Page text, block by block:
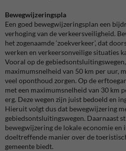
Bewegwijzeringspla
Een goed bewegwijzeringsplan een
verhoging van de verkeersveiligheid.
het zogenaamde ‘zoekverkeer’, dat
werken en verkeersonveilige situaties
Vooral op de
maximumsnelheid van 50 km per uur,
veel oponthoud zorgen. Op de
met een maximumsnelheid van 30 km
erg. Deze wegen zijn juist bedoeld en
Hieruit volgt dus dat bewegwijzering
gebiedsontsluitingswegen. Daarnaast
bewegwijzering de lokale economie en
doeltreffende manier over de
gemeente biedt.